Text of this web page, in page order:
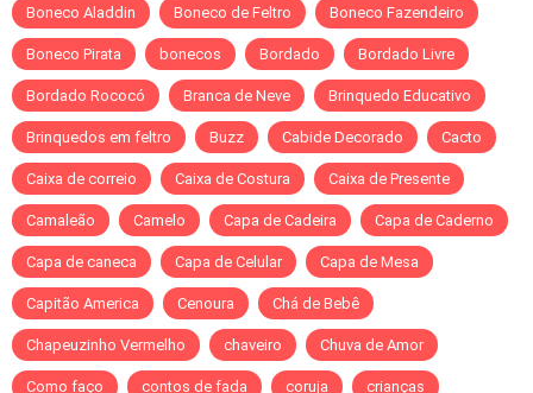
Boneco Aladdin Boneco de Feltro Boneco Fazendeiro
Boneco Pirata bonecos Bordado Bordado Livre
Bordado Rococó Branca de Neve Brinquedo Educativo
Brinquedos em feltro Buzz Cabide Decorado Cacto
Caixa de correio Caixa de Costura Caixa de Presente
Camaleão Camelo Capa de Cadeira Capa de Caderno
Capa de caneca Capa de Celular Capa de Mesa
Capitão America Cenoura Chá de Bebê
Chapeuzinho Vermelho chaveiro Chuva de Amor
Como faço contos de fada coruja crianças